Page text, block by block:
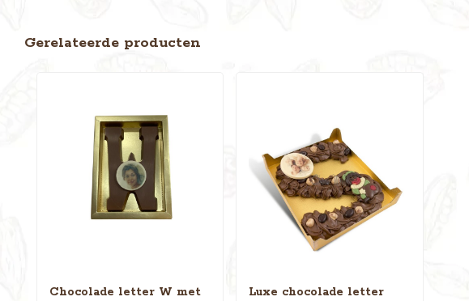
Gerelateerde producten
Chocolade letter W met
Luxe chocolade letter